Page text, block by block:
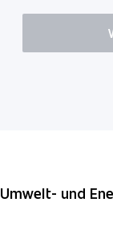
Umwelt- und